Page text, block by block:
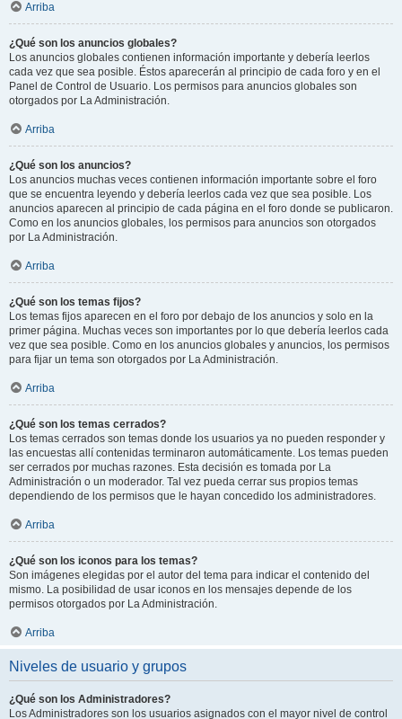
Arriba
¿Qué son los anuncios globales?
Los anuncios globales contienen información importante y debería leerlos
cada vez que sea posible. Éstos aparecerán al principio de cada foro y en el
Panel de Control de Usuario. Los permisos para anuncios globales son
otorgados por La Administración.
Arriba
¿Qué son los anuncios?
Los anuncios muchas veces contienen información importante sobre el foro
que se encuentra leyendo y debería leerlos cada vez que sea posible. Los
anuncios aparecen al principio de cada página en el foro donde se publicaron.
Como en los anuncios globales, los permisos para anuncios son otorgados
por La Administración.
Arriba
¿Qué son los temas fijos?
Los temas fijos aparecen en el foro por debajo de los anuncios y solo en la
primer página. Muchas veces son importantes por lo que debería leerlos cada
vez que sea posible. Como en los anuncios globales y anuncios, los permisos
para fijar un tema son otorgados por La Administración.
Arriba
¿Qué son los temas cerrados?
Los temas cerrados son temas donde los usuarios ya no pueden responder y
las encuestas allí contenidas terminaron automáticamente. Los temas pueden
ser cerrados por muchas razones. Esta decisión es tomada por La
Administración o un moderador. Tal vez pueda cerrar sus propios temas
dependiendo de los permisos que le hayan concedido los administradores.
Arriba
¿Qué son los iconos para los temas?
Son imágenes elegidas por el autor del tema para indicar el contenido del
mismo. La posibilidad de usar iconos en los mensajes depende de los
permisos otorgados por La Administración.
Arriba
Niveles de usuario y grupos
¿Qué son los Administradores?
Los Administradores son los usuarios asignados con el mayor nivel de control